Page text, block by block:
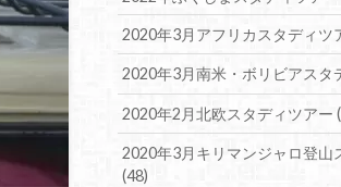
2020年3月アフリカスタディツ
2020年3月南米・ボリビアスタ
2020年2月北欧スタディツアー
2020年3月キリマンジャロ登山
(48)